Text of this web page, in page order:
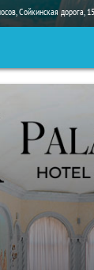
Сойкинская дорога,